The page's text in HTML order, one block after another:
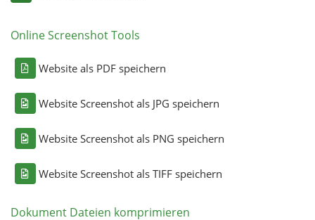
Online Screenshot Tools
Website als PDF speichern
Website Screenshot als JPG speichern
Website Screenshot als PNG speichern
Website Screenshot als TIFF speichern
Dokument Dateien komprimieren